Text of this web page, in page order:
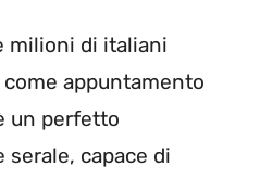
milioni di italiani
come appuntamento
un perfetto
serale, capace di